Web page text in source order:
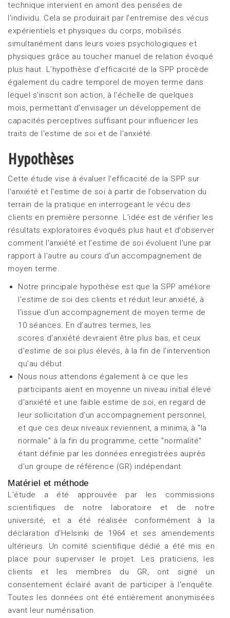
technique intervient en amont des pensées de
l'individu. Cela se produirait par l’entremise des vécus
expérientiels et physiques du corps, mobilisés
simultanément dans leurs voies psychologiques et
physiques grâce au toucher manuel de relation évoqué
plus haut. L’hypothèse d’efficacité de la SPP procède
également du cadre temporel de moyen terme dans
lequel s’inscrit son action, à l'échelle de quelques
mois, permettant d'envisager un développement de
capacités perceptives suffisant pour influencer les
traits de l'estime de soi et de l'anxiété.
Hypothèses
Cette étude vise à évaluer l'efficacité de la SPP sur
l'anxiété et l'estime de soi à partir de l’observation du
terrain de la pratique en interrogeant le vécu des
clients en première personne. L'idée est de vérifier les
résultats exploratoires évoqués plus haut et d'observer
comment l'anxiété et l'estime de soi évoluent l'une par
rapport à l'autre au cours d'un accompagnement de
moyen terme.
Notre principale hypothèse est que la SPP améliore
l'estime de soi des clients et réduit leur anxiété, à
l’issue d’un accompagnement de moyen terme de
10 séances. En d’autres termes, les
scores d'anxiété devraient être plus bas, et ceux
d’estime de soi plus élevés, à la fin de l’intervention
qu'au début.
Nous nous attendons également à ce que les
participants aient en moyenne un niveau initial élevé
d'anxiété et une faible estime de soi, en regard de
leur sollicitation d’un accompagnement personnel,
et que ces deux niveaux reviennent, a minima, à "la
normale" à la fin du programme, cette "normalité"
étant définie par les données enregistrées auprès
d'un groupe de référence (GR) indépendant.
Matériel et méthode
L'étude a été approuvée par les commissions
scientifiques de notre laboratoire et de notre
université, et a été réalisée conformément à la
déclaration d'Helsinki de 1964 et ses amendements
ultérieurs. Un comité scientifique dédié a été mis en
place pour superviser le projet. Les praticiens, les
clients et les membres du GR, ont signé un
consentement éclairé avant de participer à l'enquête.
Toutes les données ont été entièrement anonymisées
avant leur numérisation.